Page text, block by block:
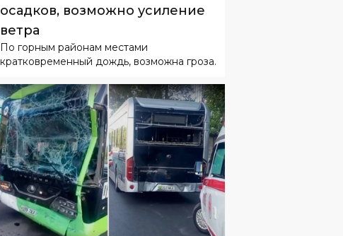
осадков, возможно усиление
ветра
По горным районам местами
кратковременный дождь, возможна гроза.